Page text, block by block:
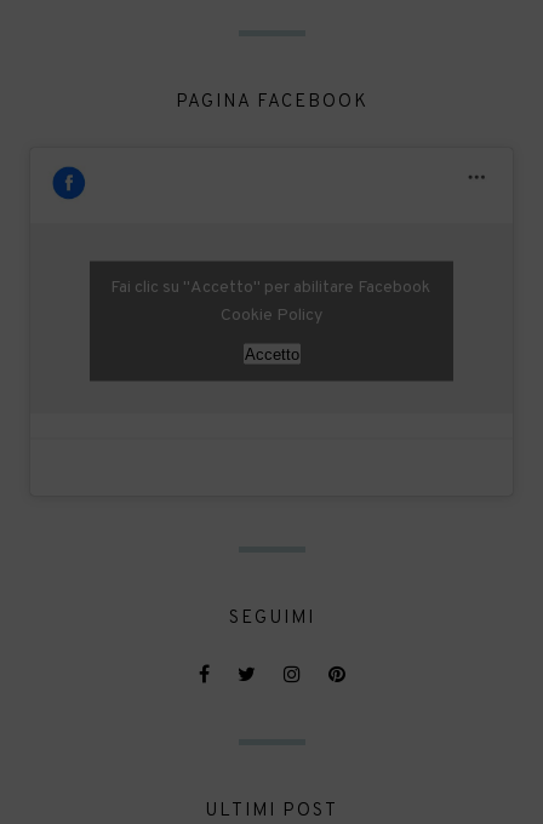
PAGINA FACEBOOK
Fai clic su "Accetto" per abilitare Facebook
Cookie Policy
Accetto
SEGUIMI
ULTIMI POST